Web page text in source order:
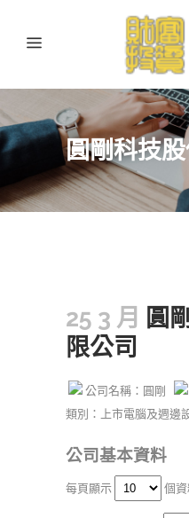
圓剛科技
25 3 月 圓
限公司
公司名稱：圓剛
類別：上市電腦及週邊
公司基本資料
每頁顯示 個